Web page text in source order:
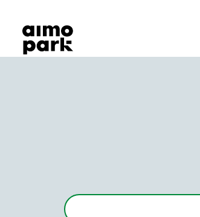
Hitta parkering
Samarbete
Kundservice